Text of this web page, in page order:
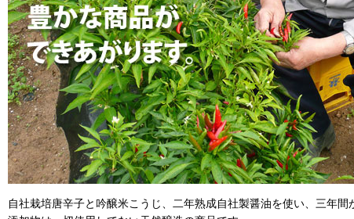
自社栽培唐辛子と吟醸米こうじ、二年熟成自社製醤油を使い、三年間